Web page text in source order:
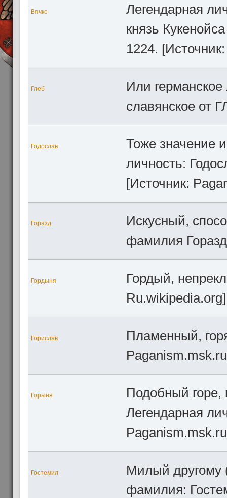
Вячко
Легендарная
князь
1224.
Глеб
Или
славянское от
Годослав
Тоже значение
личность:
[Источник:
Горазд
Искусный,
фамилия
Гордыня
Гордый,
Ru.wikipedia.org]
Горислав
Пламенный,
Горыня
Подобный
Легендарная
Гостемил
Милый другому
фамилия: